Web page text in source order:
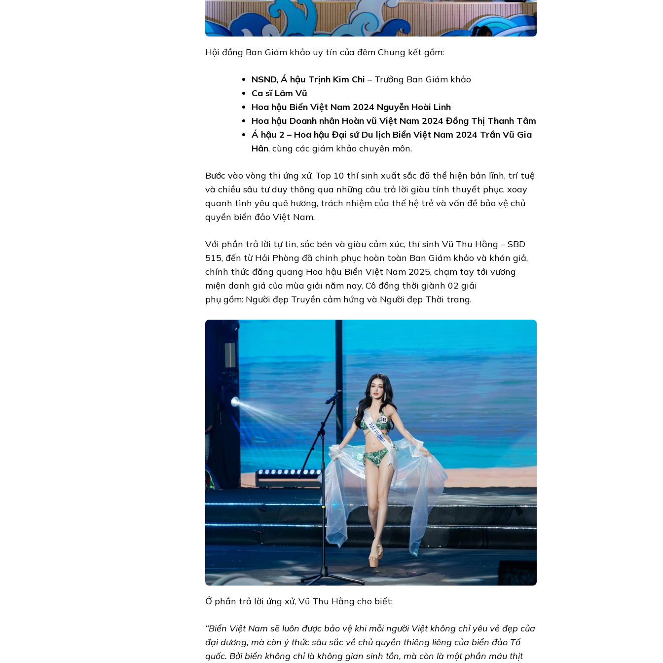
Hội đồng Ban Giám khảo uy tín của đêm Chung kết gồm:
NSND, Á hậu Trịnh Kim Chi – Trưởng Ban Giám khảo
Ca sĩ Lâm Vũ
Hoa hậu Biển Việt Nam 2024 Nguyễn Hoài Linh
Hoa hậu Doanh nhân Hoàn vũ Việt Nam 2024 Đồng Thị Thanh Tâm
Á hậu 2 – Hoa hậu Đại sứ Du lịch Biển Việt Nam 2024 Trần Vũ Gia
Hân, cùng các giám khảo chuyên môn.
Bước vào vòng thi ứng xử, Top 10 thí sinh xuất sắc đã thể hiện bản lĩnh, trí tuệ
và chiều sâu tư duy thông qua những câu trả lời giàu tính thuyết phục, xoay
quanh tình yêu quê hương, trách nhiệm của thế hệ trẻ và vấn đề bảo vệ chủ
quyền biển đảo Việt Nam.
Với phần trả lời tự tin, sắc bén và giàu cảm xúc, thí sinh Vũ Thu Hằng – SBD
515, đến từ Hải Phòng đã chinh phục hoàn toàn Ban Giám khảo và khán giả,
chính thức đăng quang Hoa hậu Biển Việt Nam 2025, chạm tay tới vương
miện danh giá của mùa giải năm nay. Cô đồng thời giành 02 giải
phụ gồm: Người đẹp Truyền cảm hứng và Người đẹp Thời trang.
Ở phần trả lời ứng xử, Vũ Thu Hằng cho biết:
“Biển Việt Nam sẽ luôn được bảo vệ khi mỗi người Việt không chỉ yêu vẻ đẹp của
đại dương, mà còn ý thức sâu sắc về chủ quyền thiêng liêng của biển đảo Tổ
quốc. Bởi biển không chỉ là không gian sinh tồn, mà còn là một phần máu thịt